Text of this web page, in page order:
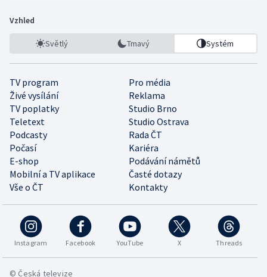
Vzhled
Světlý Tmavý Systém
TV program
Pro média
Živé vysílání
Reklama
TV poplatky
Studio Brno
Teletext
Studio Ostrava
Podcasty
Rada ČT
Počasí
Kariéra
E-shop
Podávání námětů
Mobilní a TV aplikace
Časté dotazy
Vše o ČT
Kontakty
Instagram Facebook YouTube X Threads
© Česká televize